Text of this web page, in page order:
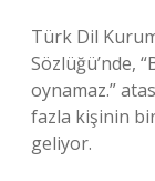
Türk Dil
Sözlüğü’nde,
oynamaz.”
fazla kişinin
geliyor.